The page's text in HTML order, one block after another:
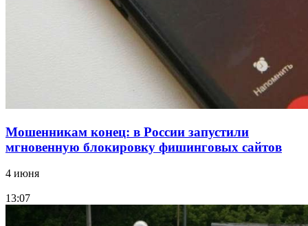
Фестиваль #ТриЧетыре в Волгограде пройдёт
11–13 сентября в рамках Года единства народов
Мошенникам конец: в России запустили
мгновенную блокировку фишинговых сайтов
4 июня
13:07